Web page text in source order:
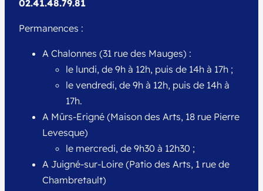
02.41.48.79.81
Permanences :
A Chalonnes (31 rue des Mauges) :
le lundi, de 9h à 12h, puis de 14h à 17h ;
le vendredi, de 9h à 12h, puis de 14h à
17h.
A Mûrs-Erigné (Maison des Arts, 18 rue Pierre
Levesque)
le mercredi, de 9h30 à 12h30 ;
A Juigné-sur-Loire (Patio des Arts, 1 rue de
Chambretault)